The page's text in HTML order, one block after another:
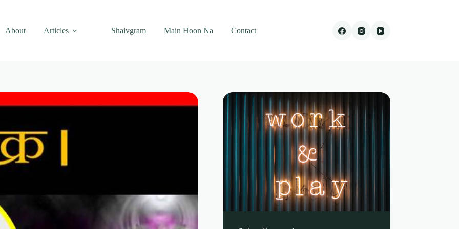
About Articles Shaivgram Main Hoon Na Contact